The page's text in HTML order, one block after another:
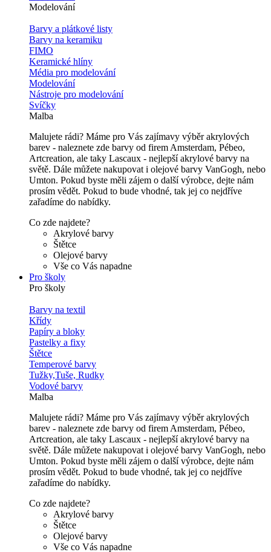
Modelování
Barvy a plátkové listy
Barvy na keramiku
FIMO
Keramické hlíny
Média pro modelování
Modelování
Nástroje pro modelování
Svíčky
Malba
Malujete rádi? Máme pro Vás zajímavy výběr akrylových
barev - naleznete zde barvy od firem Amsterdam, Pébeo,
Artcreation, ale taky Lascaux - nejlepší akrylové barvy na
světě. Dále můžete nakupovat i olejové barvy VanGogh, nebo
Umton. Pokud byste měli zájem o další výrobce, dejte nám
prosím vědět. Pokud to bude vhodné, tak jej co nejdříve
zařadíme do nabídky.
Co zde najdete?
Akrylové barvy
Štětce
Olejové barvy
Vše co Vás napadne
Pro školy
Pro školy
Barvy na textil
Křídy
Papíry a bloky
Pastelky a fixy
Štětce
Temperové barvy
Tužky,Tuše, Rudky
Vodové barvy
Malba
Malujete rádi? Máme pro Vás zajímavy výběr akrylových
barev - naleznete zde barvy od firem Amsterdam, Pébeo,
Artcreation, ale taky Lascaux - nejlepší akrylové barvy na
světě. Dále můžete nakupovat i olejové barvy VanGogh, nebo
Umton. Pokud byste měli zájem o další výrobce, dejte nám
prosím vědět. Pokud to bude vhodné, tak jej co nejdříve
zařadíme do nabídky.
Co zde najdete?
Akrylové barvy
Štětce
Olejové barvy
Vše co Vás napadne